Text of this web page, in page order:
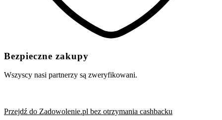
Bezpieczne zakupy
Wszyscy nasi partnerzy są zweryfikowani.
Przejdź do Zadowolenie.pl bez otrzymania cashbacku